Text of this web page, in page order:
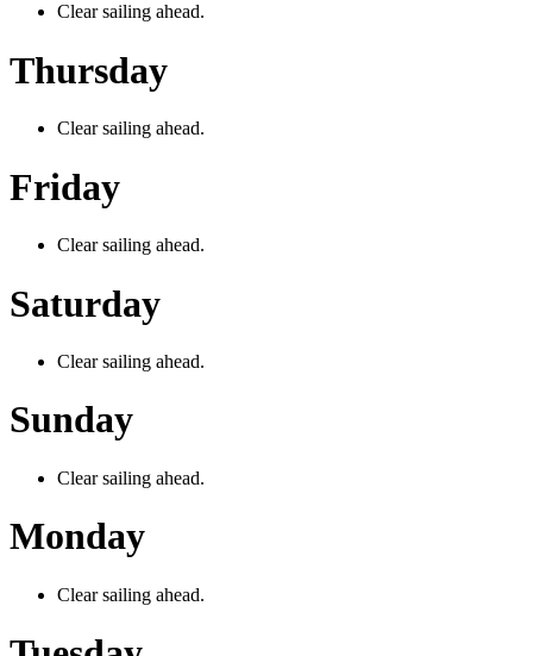
Clear sailing ahead.
Thursday
Clear sailing ahead.
Friday
Clear sailing ahead.
Saturday
Clear sailing ahead.
Sunday
Clear sailing ahead.
Monday
Clear sailing ahead.